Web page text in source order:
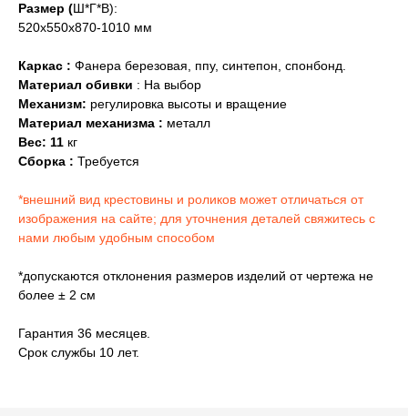
Размер (Ш*Г*В):
520х550х870-1010 мм
Каркас : Фанера березовая, ппу, синтепон, спонбонд.
Материал обивки : На выбор
Механизм: регулировка высоты и вращение
Материал механизма : металл
Вес: 11 кг
Сборка : Требуется
*внешний вид крестовины и роликов может отличаться от
изображения на сайте; для уточнения деталей свяжитесь с
нами любым удобным способом
*допускаются отклонения размеров изделий от чертежа не
более ± 2 см
Гарантия 36 месяцев.
Срок службы 10 лет.